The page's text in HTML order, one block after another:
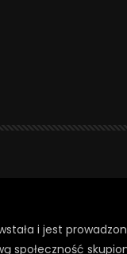
i jest
społeczność